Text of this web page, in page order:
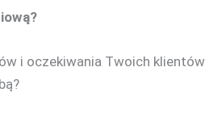
i oczekiwania Twoich